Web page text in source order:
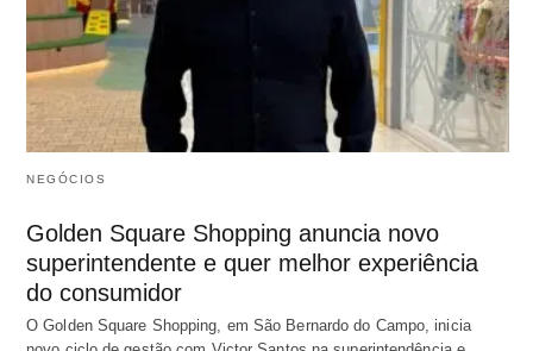
NEGÓCIOS
Golden Square Shopping anuncia novo
superintendente e quer melhor experiência
do consumidor
O Golden Square Shopping, em São Bernardo do Campo, inicia